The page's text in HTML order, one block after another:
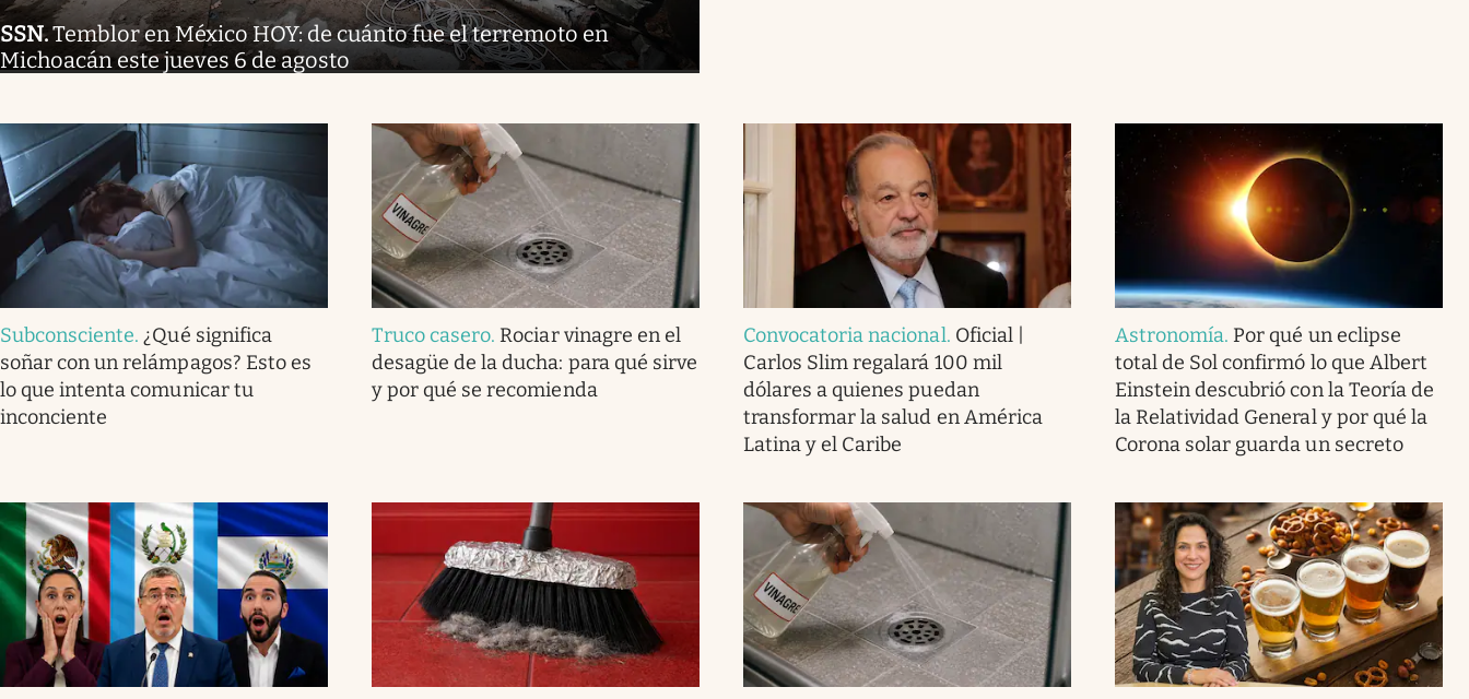
SSN.Temblor en México HOY: de cuánto fue el terremoto en
Michoacán este jueves 6 de agosto
Subconsciente. ¿Qué significa
soñar con un relámpagos? Esto es
lo que intenta comunicar tu
inconciente
Truco casero. Rociar vinagre en el
desagüe de la ducha: para qué sirve
y por qué se recomienda
Convocatoria nacional. Oficial |
Carlos Slim regalará 100 mil
dólares a quienes puedan
transformar la salud en América
Latina y el Caribe
Astronomía. Por qué un eclipse
total de Sol confirmó lo que Albert
Einstein descubrió con la Teoría de
la Relatividad General y por qué la
Corona solar guarda un secreto